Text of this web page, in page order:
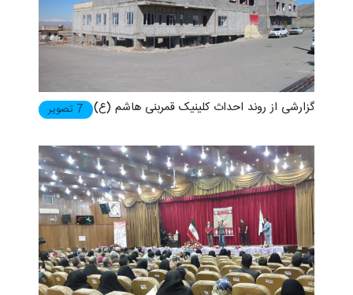
7 تصویر گزارشی از روند احداث کلینیک قمربنی هاشم (ع)